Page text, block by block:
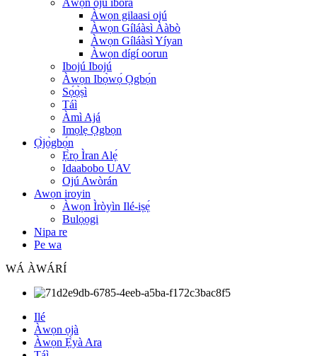
Àwọn ojú ìbora
Àwọn gilaasi ojú
Àwọn Gíláàsì Ààbò
Àwọn Gíláàsì Yíyan
Àwọn dígí oorun
Ibojú Ibojú
Àwọn Ibọ̀wọ́ Ọgbọ́n
Sọ́ọ̀ṣì
Táì
Àmì Ajá
Imọlẹ Ọgbọn
Ọ̀jọ̀gbọ́n
Ẹ̀rọ Ìran Alẹ́
Idaabobo UAV
Ojú Awòrán
Awọn iroyin
Àwọn Ìròyìn Ilé-iṣẹ́
Bulọọgi
Nipa re
Pe wa
WÁ ÀWÁRÍ
Ilé
Àwọn ọjà
Àwọn Ẹ̀yà Ara